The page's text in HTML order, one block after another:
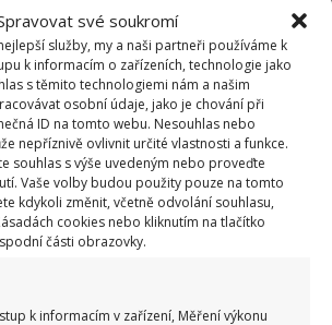
své soukromí
služby, my a naši partneři používáme k
k informacím o zařízeních, technologie jako
s těmito technologiemi nám a našim
osobní údaje, jako je chování při
ID na tomto webu. Nesouhlas nebo
nepříznivě ovlivnit určité vlastnosti a funkce.
souhlas s výše uvedeným nebo proveďte
Vaše volby budou použity pouze na tomto
kdykoli změnit, včetně odvolání souhlasu,
cookies nebo kliknutím na tlačítko
části obrazovky.
k informacím v zařízení, Měření výkonu
až 10 000 Kč hrozí za nesprávné sekání i
trávy. Záleží i na prostředku a lokaci
téma pionýrské tábory za socialismu:
zažil, bez problému získá 12 ze 12 bodů
přehled